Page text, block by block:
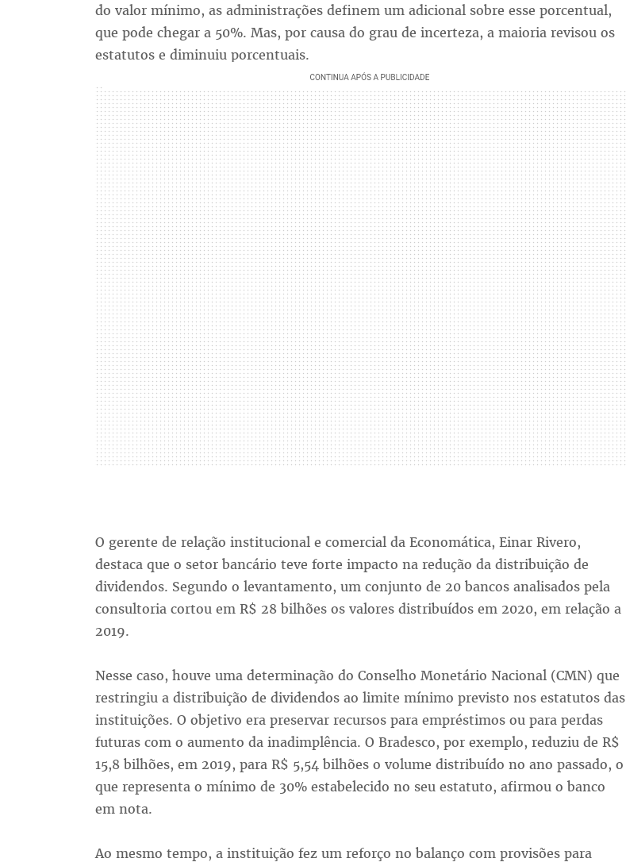
do valor mínimo, as administrações definem um adicional sobre esse porcentual,
que pode chegar a 50%. Mas, por causa do grau de incerteza, a maioria revisou os
estatutos e diminuiu porcentuais.
O gerente de relação institucional e comercial da Economática, Einar Rivero,
destaca que o setor bancário teve forte impacto na redução da distribuição de
dividendos. Segundo o levantamento, um conjunto de 20 bancos analisados pela
consultoria cortou em R$ 28 bilhões os valores distribuídos em 2020, em relação a
2019.
Nesse caso, houve uma determinação do Conselho Monetário Nacional (CMN) que
restringiu a distribuição de dividendos ao limite mínimo previsto nos estatutos das
instituições. O objetivo era preservar recursos para empréstimos ou para perdas
futuras com o aumento da inadimplência. O Bradesco, por exemplo, reduziu de R$
15,8 bilhões, em 2019, para R$ 5,54 bilhões o volume distribuído no ano passado, o
que representa o mínimo de 30% estabelecido no seu estatuto, afirmou o banco
em nota.
Ao mesmo tempo, a instituição fez um reforço no balanço com provisões para